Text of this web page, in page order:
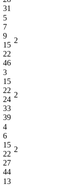
31
5
7
9
15
22
46
2
3
15
22
24
33
39
2
4
6
15
22
27
44
2
13